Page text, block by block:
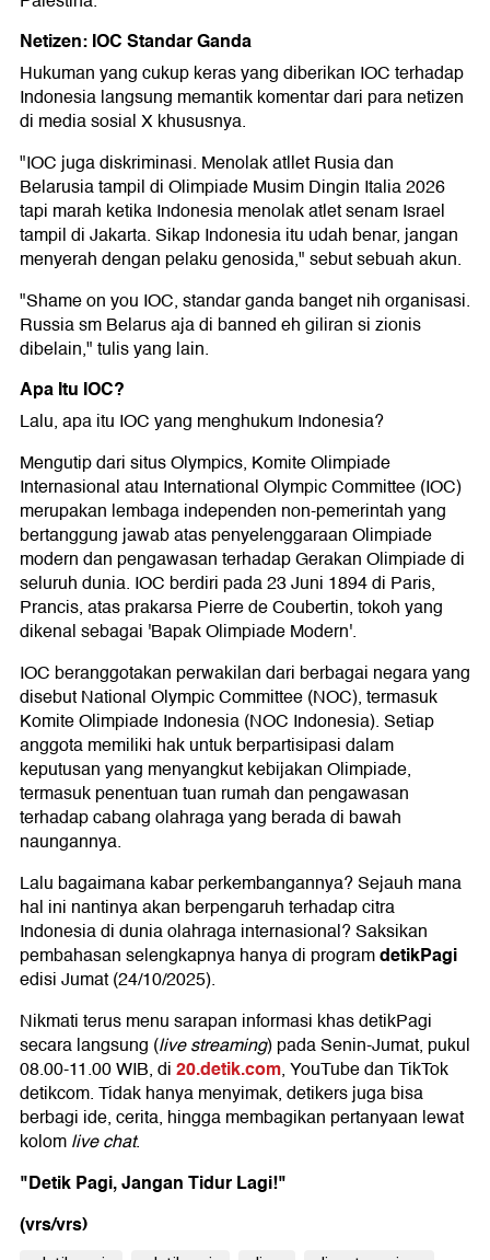
Netizen: IOC Standar Ganda
Hukuman yang cukup keras yang diberikan IOC terhadap
Indonesia langsung memantik komentar dari para netizen
di media sosial X khususnya.
"IOC juga diskriminasi. Menolak atllet Rusia dan
Belarusia tampil di Olimpiade Musim Dingin Italia 2026
tapi marah ketika Indonesia menolak atlet senam Israel
tampil di Jakarta. Sikap Indonesia itu udah benar, jangan
menyerah dengan pelaku genosida," sebut sebuah akun.
"Shame on you IOC, standar ganda banget nih organisasi.
Russia sm Belarus aja di banned eh giliran si zionis
dibelain," tulis yang lain.
Apa Itu IOC?
Lalu, apa itu IOC yang menghukum Indonesia?
Mengutip dari situs Olympics, Komite Olimpiade
Internasional atau International Olympic Committee (IOC)
merupakan lembaga independen non-pemerintah yang
bertanggung jawab atas penyelenggaraan Olimpiade
modern dan pengawasan terhadap Gerakan Olimpiade di
seluruh dunia. IOC berdiri pada 23 Juni 1894 di Paris,
Prancis, atas prakarsa Pierre de Coubertin, tokoh yang
dikenal sebagai 'Bapak Olimpiade Modern'.
IOC beranggotakan perwakilan dari berbagai negara yang
disebut National Olympic Committee (NOC), termasuk
Komite Olimpiade Indonesia (NOC Indonesia). Setiap
anggota memiliki hak untuk berpartisipasi dalam
keputusan yang menyangkut kebijakan Olimpiade,
termasuk penentuan tuan rumah dan pengawasan
terhadap cabang olahraga yang berada di bawah
naungannya.
Lalu bagaimana kabar perkembangannya? Sejauh mana
hal ini nantinya akan berpengaruh terhadap citra
Indonesia di dunia olahraga internasional? Saksikan
pembahasan selengkapnya hanya di programdetikPagi
edisi Jumat (24/10/2025).
Nikmati terus menu sarapan informasi khas detikPagi
secara langsung (live streaming) pada Senin-Jumat, pukul
08.00-11.00 WIB, di20.detik.com, YouTube dan TikTok
detikcom. Tidak hanya menyimak, detikers juga bisa
berbagi ide, cerita, hingga membagikan pertanyaan lewat
kolomlive chat.
"Detik Pagi, Jangan Tidur Lagi!"
(vrs/vrs)